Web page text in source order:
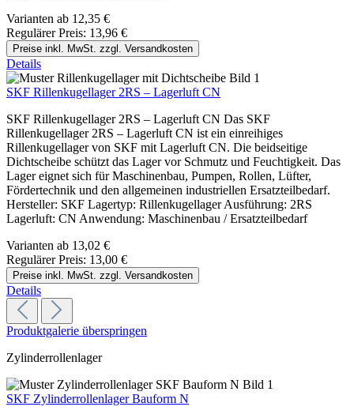
Varianten ab 12,35 €
Regulärer Preis: 13,96 €
Preise inkl. MwSt. zzgl. Versandkosten
Details
SKF Rillenkugellager 2RS – Lagerluft CN
SKF Rillenkugellager 2RS – Lagerluft CN Das SKF
Rillenkugellager 2RS – Lagerluft CN ist ein einreihiges
Rillenkugellager von SKF mit Lagerluft CN. Die beidseitige
Dichtscheibe schützt das Lager vor Schmutz und Feuchtigkeit. Das
Lager eignet sich für Maschinenbau, Pumpen, Rollen, Lüfter,
Fördertechnik und den allgemeinen industriellen Ersatzteilbedarf.
Hersteller: SKF Lagertyp: Rillenkugellager Ausführung: 2RS
Lagerluft: CN Anwendung: Maschinenbau / Ersatzteilbedarf
Varianten ab 13,02 €
Regulärer Preis: 13,00 €
Preise inkl. MwSt. zzgl. Versandkosten
Details
Produktgalerie überspringen
Zylinderrollenlager
SKF Zylinderrollenlager Bauform N